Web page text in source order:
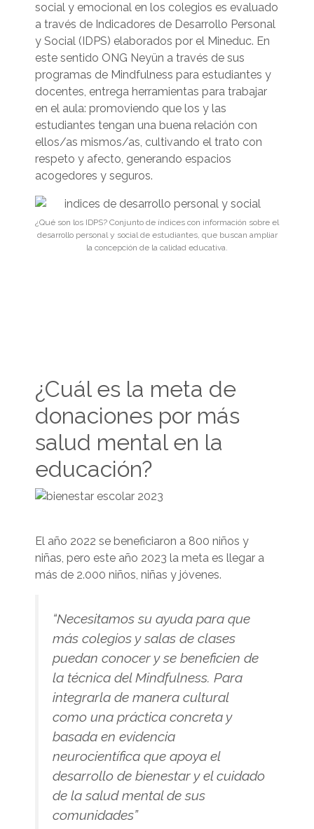
social y emocional en los colegios es evaluado
a través de Indicadores de Desarrollo Personal
y Social (IDPS) elaborados por el Mineduc. En
este sentido ONG Neyün a través de sus
programas de Mindfulness para estudiantes y
docentes, entrega herramientas para trabajar
en el aula: promoviendo que los y las
estudiantes tengan una buena relación con
ellos/as mismos/as, cultivando el trato con
respeto y afecto, generando espacios
acogedores y seguros.
¿Qué son los IDPS? Conjunto de índices con información sobre el
desarrollo personal y social de estudiantes, que buscan ampliar
la concepción de la calidad educativa.
¿Cuál es la meta de
donaciones por más
salud mental en la
educación?
El año 2022 se beneficiaron a 800 niños y
niñas, pero este año 2023 la meta es llegar a
más de 2.000 niños, niñas y jóvenes.
“Necesitamos su ayuda para que
más colegios y salas de clases
puedan conocer y se beneficien de
la técnica del Mindfulness. Para
integrarla de manera cultural
como una práctica concreta y
basada en evidencia
neurocientífica que apoya el
desarrollo de bienestar y el cuidado
de la salud mental de sus
comunidades”